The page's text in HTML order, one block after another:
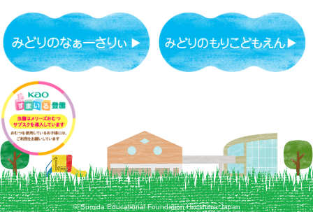
© Sumida Educational Foundation Hiroshima Japan